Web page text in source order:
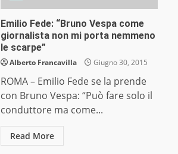
Emilio Fede: “Bruno Vespa come
giornalista non mi porta nemmeno
le scarpe”
Alberto Francavilla Giugno 30, 2015
ROMA – Emilio Fede se la prende
con Bruno Vespa: “Può fare solo il
conduttore ma come...
Read More